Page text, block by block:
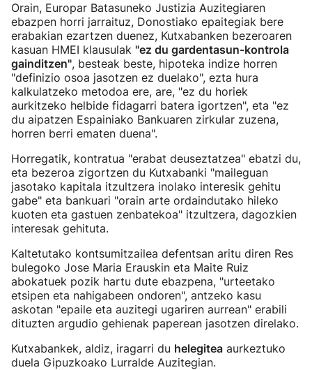
Orain, Europar Batasuneko Justizia Auzitegiaren
ebazpen horri jarraituz, Donostiako epaitegiak bere
erabakian ezartzen duenez, Kutxabanken bezeroaren
kasuan HMEI klausulak "ez du gardentasun-kontrola
gainditzen", besteak beste, hipoteka indize horren
"definizio osoa jasotzen ez duelako", ezta hura
kalkulatzeko metodoa ere, are, "ez du horiek
aurkitzeko helbide fidagarri batera igortzen", eta "ez
du aipatzen Espainiako Bankuaren zirkular zuzena,
horren berri ematen duena".
Horregatik, kontratua "erabat deuseztatzea" ebatzi du,
eta bezeroa zigortzen du Kutxabanki "maileguan
jasotako kapitala itzultzera inolako interesik gehitu
gabe" eta bankuari "orain arte ordaindutako hileko
kuoten eta gastuen zenbatekoa" itzultzera, dagozkien
interesak gehituta.
Kaltetutako kontsumitzailea defentsan aritu diren Res
bulegoko Jose Maria Erauskin eta Maite Ruiz
abokatuek pozik hartu dute ebazpena, "urteetako
etsipen eta nahigabeen ondoren", antzeko kasu
askotan "epaile eta auzitegi ugariren aurrean" erabili
dituzten argudio gehienak paperean jasotzen direlako.
Kutxabankek, aldiz, iragarri du helegitea aurkeztuko
duela Gipuzkoako Lurralde Auzitegian.